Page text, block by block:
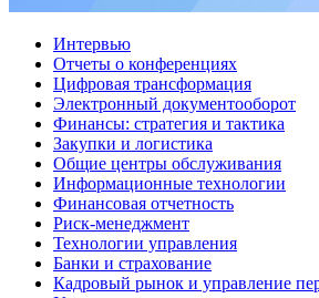
Интервью
Отчеты о конференциях
Цифровая трансформация
Электронный документооборот
Финансы: стратегия и тактика
Закупки и логистика
Общие центры обслуживания
Информационные технологии
Финансовая отчетность
Риск-менеджмент
Технологии управления
Банки и страхование
Кадровый рынок и управление